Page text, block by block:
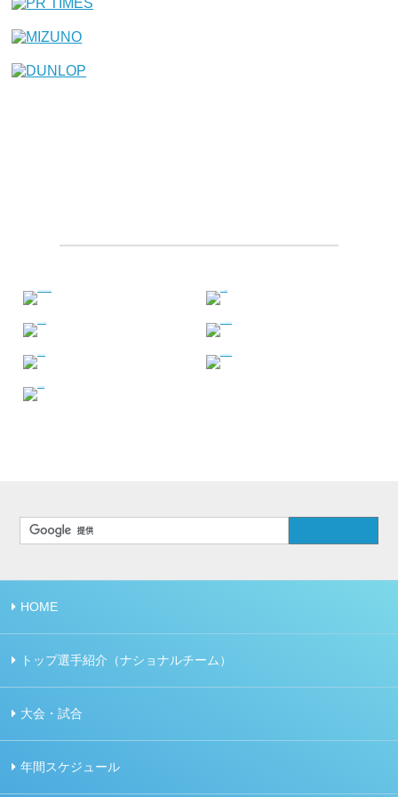
HOME
トップ選手紹介（ナショナルチーム）
大会・試合
年間スケジュール